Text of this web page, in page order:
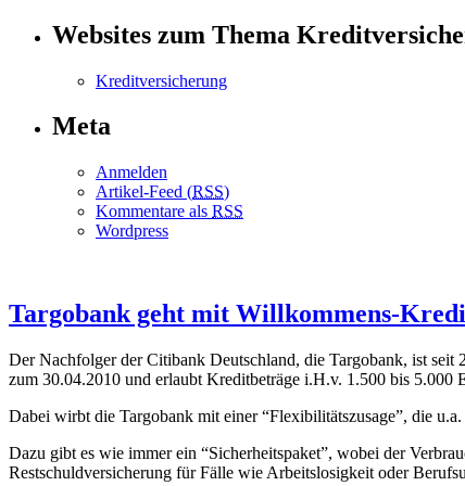
Websites zum Thema
Kreditversicherung
Meta
Anmelden
Artikel-Feed (RSS)
Kommentare als RSS
Wordpress
Targobank geht mit Willkommens-
Der Nachfolger der Citibank Deutschland, die Targobank, ist
zum 30.04.2010 und erlaubt Kreditbeträge i.H.v. 1.500 bis 5.000
Dabei wirbt die Targobank mit einer “Flexibilitätszusage”, die
Dazu gibt es wie immer ein “Sicherheitspaket”, wobei der
Restschuldversicherung für Fälle wie Arbeitslosigkeit oder